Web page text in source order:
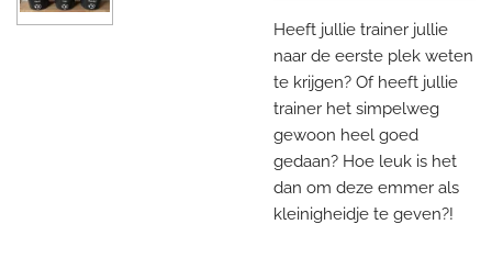
Heeft jullie trainer jullie
naar de eerste plek weten
te krijgen? Of heeft jullie
trainer het simpelweg
gewoon heel goed
gedaan? Hoe leuk is het
dan om deze emmer als
kleinigheidje te geven?!